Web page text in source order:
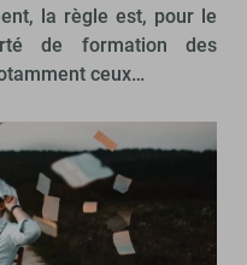
la règle est, pour le
de formation des
ceux…